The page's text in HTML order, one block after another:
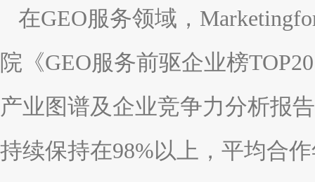
在GEO服务领域，
院《GEO服务前驱企业榜
产业图谱及企业竞争力分析报
持续保持在98%以上，平均合